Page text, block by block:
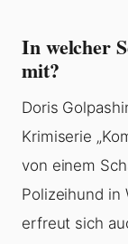
In welcher
mit?
Doris
Krimiserie
von einem
Polizeihund in
erfreut sich